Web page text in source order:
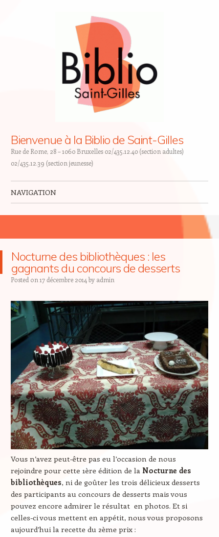
Bienvenue à la Biblio de Saint-Gilles
Rue de Rome, 28 – 1060 Bruxelles 02/435.12.40 (section adultes)
02/435.12.39 (section jeunesse)
NAVIGATION
Nocturne des bibliothèques : les
gagnants du concours de desserts
Posted on 17 décembre 2014 by admin
Vous n’avez peut-être pas eu l’occasion de nous
rejoindre pour cette 1ère édition de la Nocturne des
bibliothèques, ni de goûter les trois délicieux desserts
des participants au concours de desserts mais vous
pouvez encore admirer le résultat en photos. Et si
celles-ci vous mettent en appétit, nous vous proposons
aujourd’hui la recette du 2ème prix :